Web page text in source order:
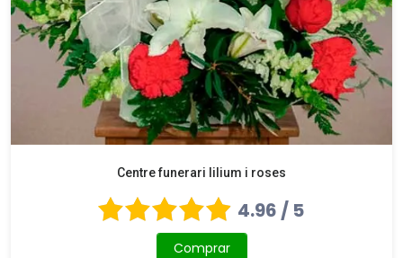
Centre funerari lilium i roses
4.96 / 5
Comprar